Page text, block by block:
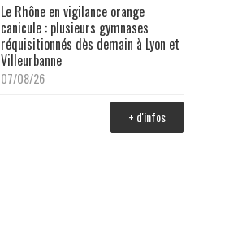
Le Rhône en vigilance orange
canicule : plusieurs gymnases
réquisitionnés dès demain à Lyon et
Villeurbanne
07/08/26
+ d'infos